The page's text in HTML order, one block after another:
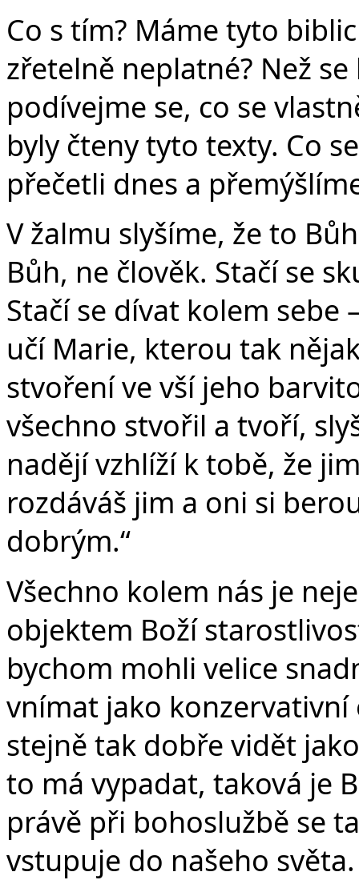
Co s tím? Máme tyto
zřetelně neplatné? Než
podívejme se, co se
byly čteny tyto texty. Co
přečetli dnes a
V žalmu slyšíme, že to
Bůh, ne člověk. Stačí se
Stačí se dívat kolem sebe
učí Marie, kterou tak
stvoření ve vší jeho
všechno stvořil a tvoří,
nadějí vzhlíží k tobě, že
rozdáváš jim a oni si
dobrým.“
Všechno kolem nás je
objektem Boží
bychom mohli velice
vnímat jako
stejně tak dobře vidět
to má vypadat, taková je
právě při bohoslužbě se
vstupuje do našeho světa.